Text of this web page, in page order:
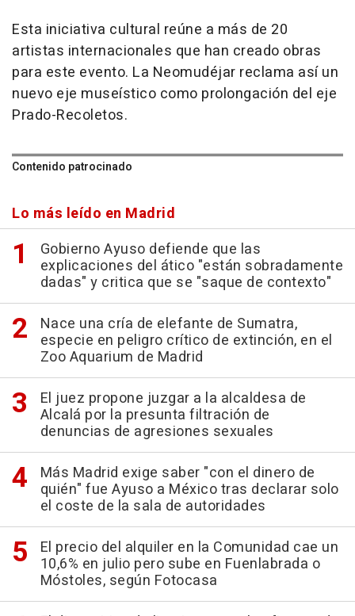
Esta iniciativa cultural reúne a más de 20
artistas internacionales que han creado obras
para este evento. La Neomudéjar reclama así un
nuevo eje museístico como prolongación del eje
Prado-Recoletos.
Contenido patrocinado
Lo más leído en Madrid
Gobierno Ayuso defiende que las
explicaciones del ático "están sobradamente
dadas" y critica que se "saque de contexto"
Nace una cría de elefante de Sumatra,
especie en peligro crítico de extinción, en el
Zoo Aquarium de Madrid
El juez propone juzgar a la alcaldesa de
Alcalá por la presunta filtración de
denuncias de agresiones sexuales
Más Madrid exige saber "con el dinero de
quién" fue Ayuso a México tras declarar solo
el coste de la sala de autoridades
El precio del alquiler en la Comunidad cae un
10,6% en julio pero sube en Fuenlabrada o
Móstoles, según Fotocasa